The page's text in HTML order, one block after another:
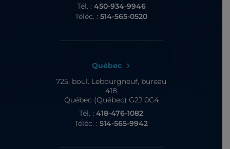
Tél. : 450-934-9946
Téléc. : 514-565-0520
Québec
725, boul. Lebourgneuf, bureau
418
Québec (Québec) G2J 0C4
Tél. : 418-476-1082
Téléc. : 514-565-9942